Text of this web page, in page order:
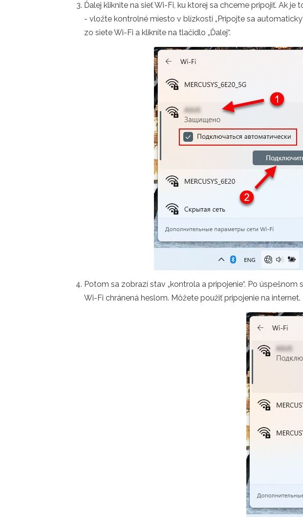
Ďalej kliknite na sieť Wi-Fi, ku ktorej sa chceme pripojiť. Ak
- vložte kontrolné miesto v blízkosti „Pripojte sa
zo siete Wi-Fi a kliknite na tlačidlo „Ďalej“.
Potom sa zobrazí stav „kontrola a pripojenie“. Po
Wi-Fi chránená heslom. Môžete použiť pripojenie na internet.